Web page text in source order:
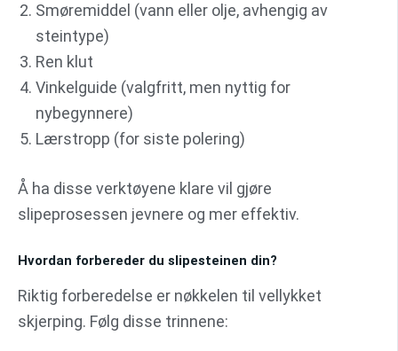
Smøremiddel (vann eller olje, avhengig av
steintype)
Ren klut
Vinkelguide (valgfritt, men nyttig for
nybegynnere)
Lærstropp (for siste polering)
Å ha disse verktøyene klare vil gjøre
slipeprosessen jevnere og mer effektiv.
Hvordan forbereder du slipesteinen din?
Riktig forberedelse er nøkkelen til vellykket
skjerping. Følg disse trinnene: